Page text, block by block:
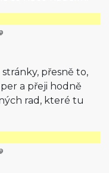
přesně to,
a přeji hodně
rad, které tu